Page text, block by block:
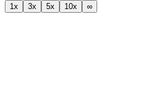
1x 3x 5x 10x ∞